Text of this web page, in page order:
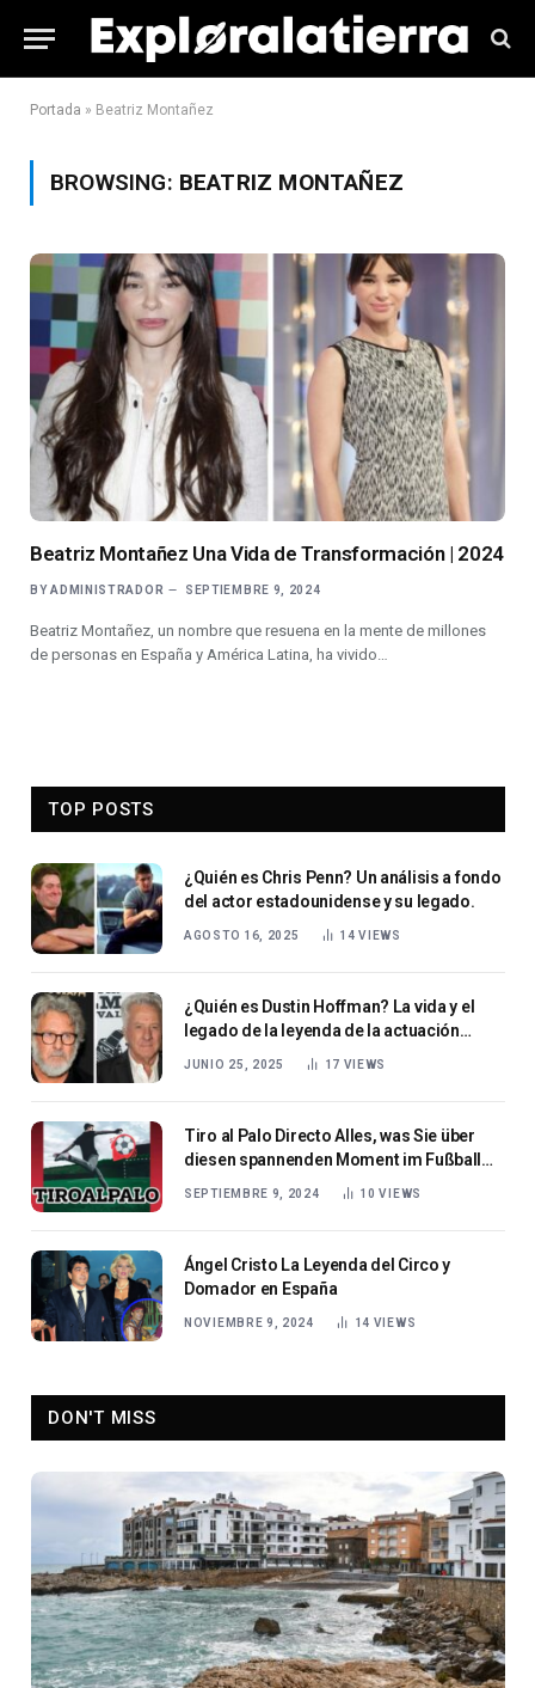
Portada » Beatriz Montañez
BROWSING: BEATRIZ MONTAÑEZ
Beatriz Montañez Una Vida de Transformación | 2024
BY ADMINISTRADOR SEPTIEMBRE 9, 2024
Beatriz Montañez, un nombre que resuena en la mente de millones
de personas en España y América Latina, ha vivido…
TOP POSTS
¿Quién es Chris Penn? Un análisis a fondo
del actor estadounidense y su legado.
AGOSTO 16, 2025 14VIEWS
¿Quién es Dustin Hoffman? La vida y el
legado de la leyenda de la actuación
JUNIO 25, 2025 17 VIEWS
Tiro al Palo Directo Alles, was Sie über
diesen spannenden Moment im Fußball
SEPTIEMBRE 9, 2024 10VIEWS
Ángel Cristo La Leyenda del Circo y
Domador en España
NOVIEMBRE 9, 2024 14 VIEWS
DON'T MISS